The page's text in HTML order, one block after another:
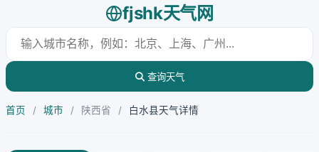
fjshk天气网
查询天气
首页 / 城市 / 陕西省 / 白水县天气详情